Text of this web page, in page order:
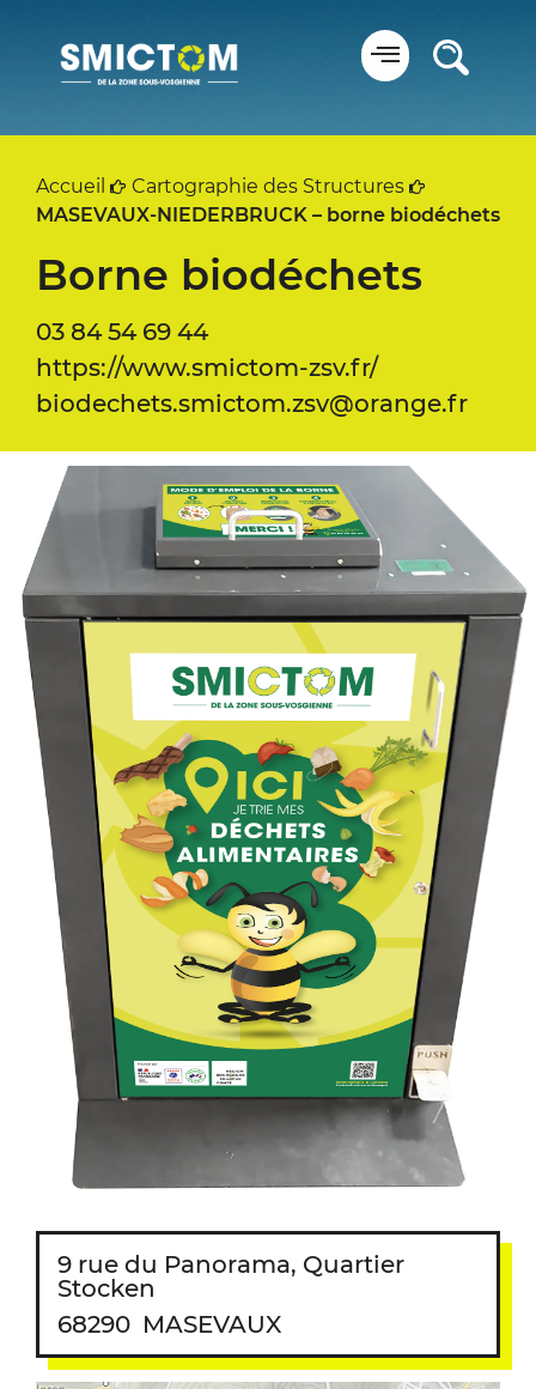
Accueil
Cartographie des Structures
MASEVAUX-NIEDERBRUCK – borne biodéchets
Borne biodéchets
03 84 54 69 44
https://www.smictom-zsv.fr/
biodechets.smictom.zsv@orange.fr
9 rue du Panorama, Quartier
Stocken
68290 MASEVAUX